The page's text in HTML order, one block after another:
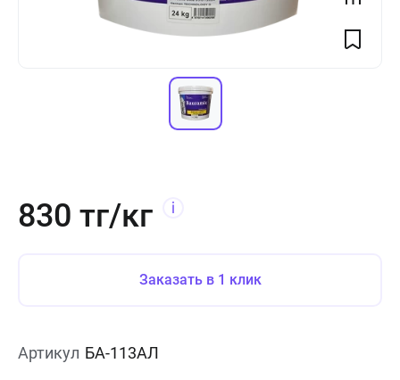
830 тг/кг
Заказать в 1 клик
Артикул БА-113АЛ